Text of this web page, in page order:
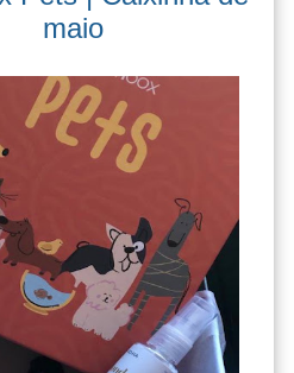
maio